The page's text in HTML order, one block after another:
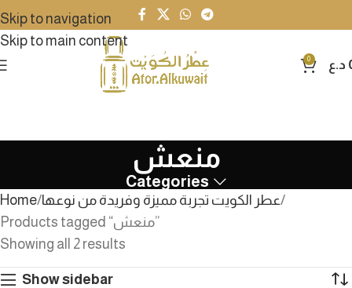
Skip to navigation
Skip to main content
0 د.ع
منعش
Categories
Home عطر الكويت تجربة مميزة وفريدة من نوعها
Products tagged “منعش”
Showing all 2 results
Show sidebar